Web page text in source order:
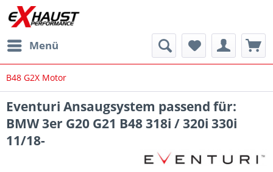
Menü
B48 G2X Motor
Eventuri Ansaugsystem passend für:
BMW 3er G20 G21 B48 318i / 320i 330i
11/18-